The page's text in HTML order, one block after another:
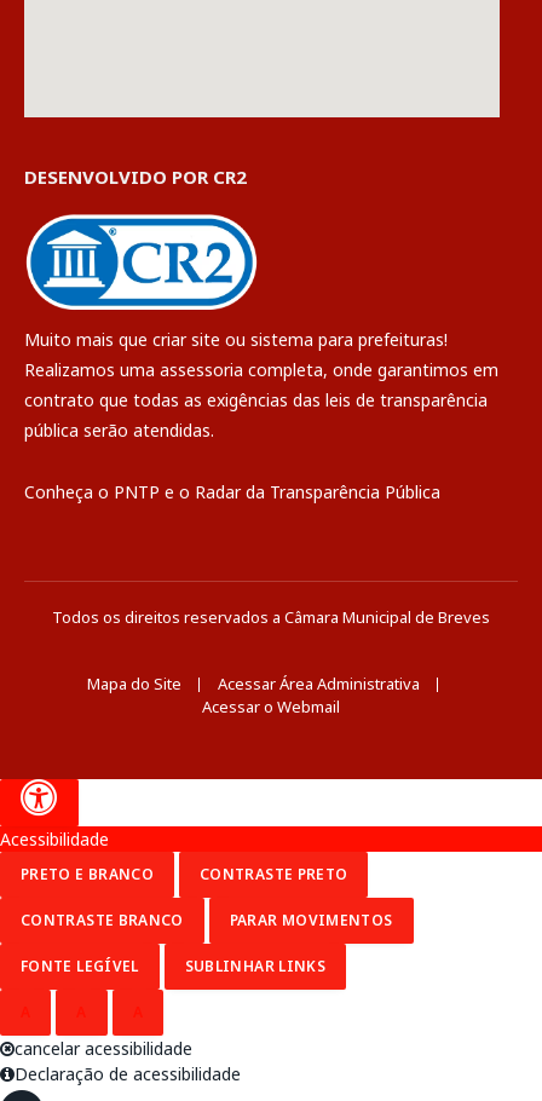
DESENVOLVIDO POR CR2
Muito mais que criar site ou sistema para prefeituras!
Realizamos uma assessoria completa, onde garantimos em
contrato que todas as exigências das leis de transparência
pública serão atendidas.
Conheça o PNTP e o Radar da Transparência Pública
Todos os direitos reservados a Câmara Municipal de Breves
Mapa do Site
Acessar Área Administrativa
Acessar o Webmail
Acessibilidade
PRETO E BRANCO CONTRASTE PRETO
CONTRASTE BRANCO PARAR MOVIMENTOS
FONTE LEGÍVEL SUBLINHAR LINKS
cancelar acessibilidade
Declaração de acessibilidade